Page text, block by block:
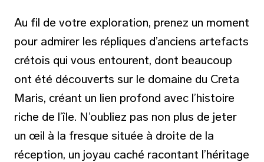
Au fil de votre exploration, prenez un moment
pour admirer les répliques d’anciens artefacts
crétois qui vous entourent, dont beaucoup
ont été découverts sur le domaine du Creta
Maris, créant un lien profond avec l’histoire
riche de l’île. N’oubliez pas non plus de jeter
un œil à la fresque située à droite de la
réception, un joyau caché racontant l’héritage